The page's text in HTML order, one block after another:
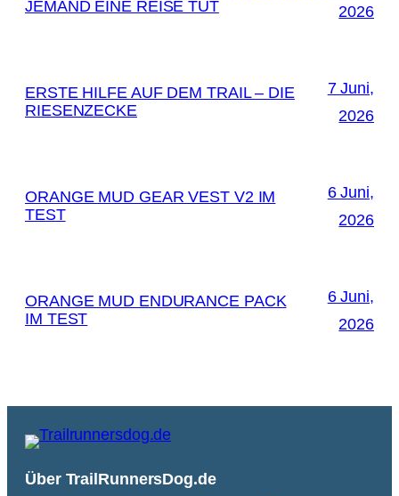
JEMAND EINE REISE TUT
2026
ERSTE HILFE AUF DEM TRAIL – DIE
RIESENZECKE
7 Juni,
2026
ORANGE MUD GEAR VEST V2 IM
TEST
6 Juni,
2026
ORANGE MUD ENDURANCE PACK
IM TEST
6 Juni,
2026
Über TrailRunnersDog.de